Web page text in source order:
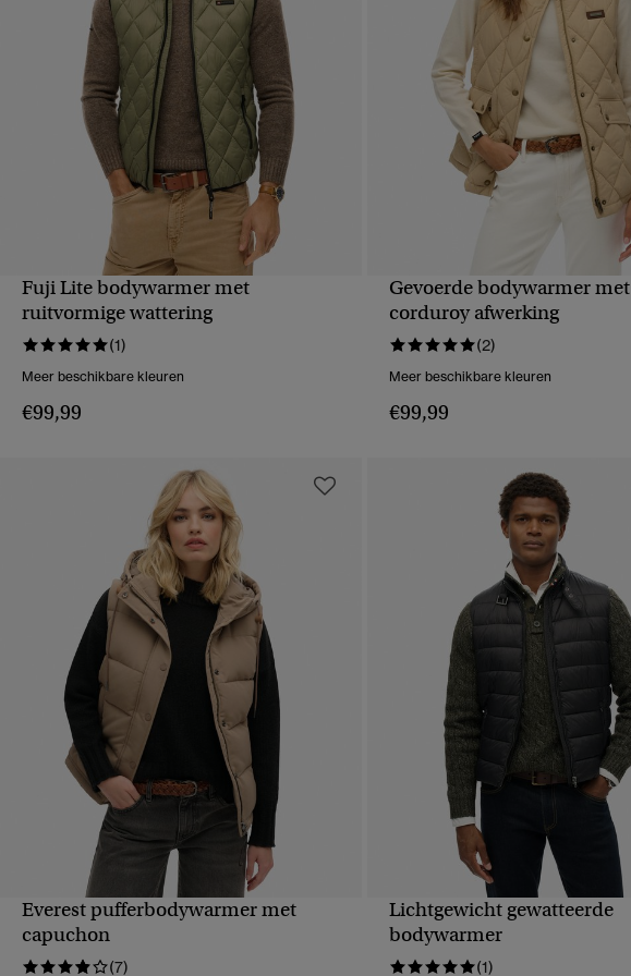
SNELLE WEERGAVE
Fuji Lite bodywarmer met
ruitvormige wattering
(1)
Meer beschikbare kleuren
€99,99
SNELLE WEERGAVE
Gevoerde bodywarmer met
corduroy afwerking
(2)
Meer beschikbare kleuren
€99,99
SNELLE WEERGAVE
Everest pufferbodywarmer met
capuchon
(7)
SNELLE WEERGAVE
Lichtgewicht gewatteerde
bodywarmer
(1)